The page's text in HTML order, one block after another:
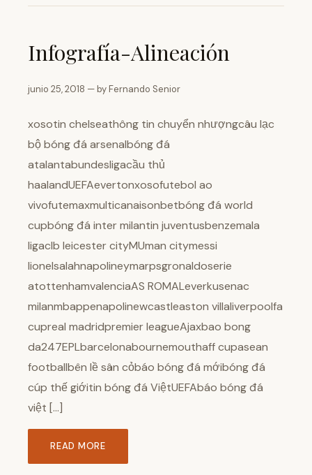
Infografía-Alineación
junio 25, 2018 — by Fernando Senior
xosotin chelseathông tin chuyển nhượngcâu lạc
bộ bóng đá arsenalbóng đá
atalantabundesligacầu thủ
haalandUEFAevertonxosofutebol ao
vivofutemaxmulticanaisonbetbóng đá world
cupbóng đá inter milantin juventusbenzemala
ligaclb leicester cityMUman citymessi
lionelsalahnapolineymarpsgronaldoserie
atottenhamvalenciaAS ROMALeverkusenac
milanmbappenapolinewcastleaston villaliverpoolfa
cupreal madridpremier leagueAjaxbao bong
da247EPLbarcelonabournemouthaff cupasean
footballbên lề sân cỏbáo bóng đá mớibóng đá
cúp thế giớitin bóng đá ViệtUEFAbáo bóng đá
việt […]
READ MORE